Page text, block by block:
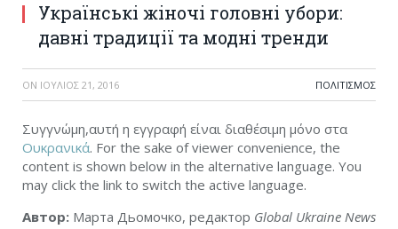
Українські жіночі головні убори:
давні традиції та модні тренди
ON ΙΟΎΛΙΟΣ 21, 2016 ΠΟΛΙΤΙΣΜΌΣ
Συγγνώμη,αυτή η εγγραφή είναι διαθέσιμη μόνο στα
Ουκρανικά. For the sake of viewer convenience, the
content is shown below in the alternative language. You
may click the link to switch the active language.
Автор: Марта Дьомочко, редактор Global Ukraine News